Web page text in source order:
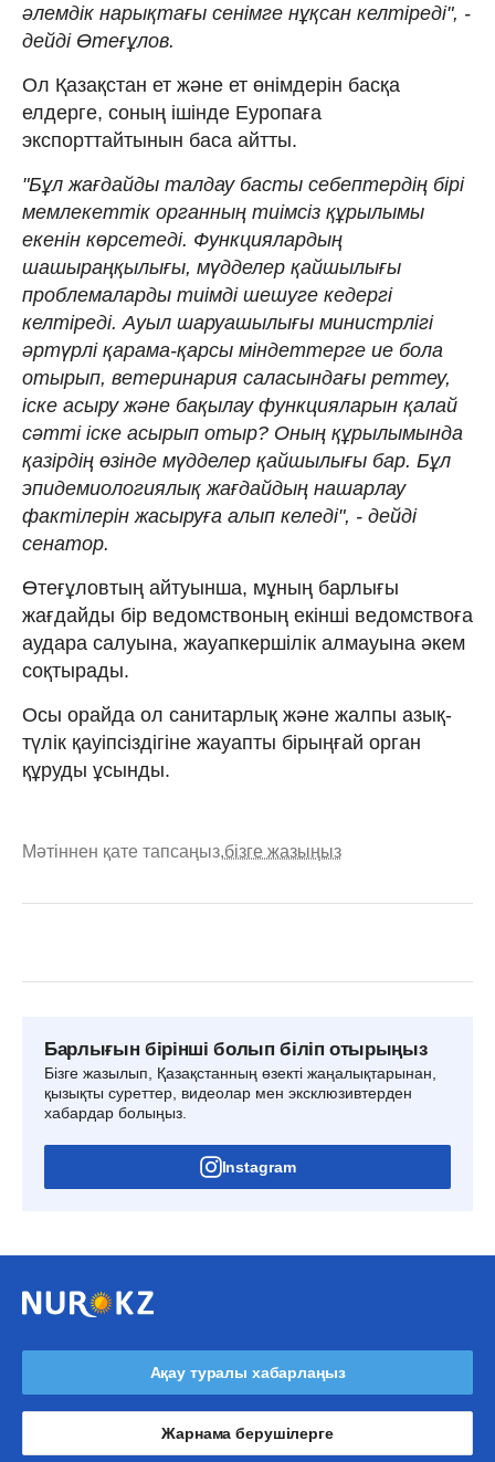
әлемдік нарықтағы сенімге нұқсан келтіреді", -
дейді Өтеғұлов.
Ол Қазақстан ет және ет өнімдерін басқа
елдерге, соның ішінде Еуропаға
экспорттайтынын баса айтты.
"Бұл жағдайды талдау басты себептердің бірі
мемлекеттік органның тиімсіз құрылымы
екенін көрсетеді. Функциялардың
шашыраңқылығы, мүдделер қайшылығы
проблемаларды тиімді шешуге кедергі
келтіреді. Ауыл шаруашылығы министрлігі
әртүрлі қарама-қарсы міндеттерге ие бола
отырып, ветеринария саласындағы реттеу,
іске асыру және бақылау функцияларын қалай
сәтті іске асырып отыр? Оның құрылымында
қазірдің өзінде мүдделер қайшылығы бар. Бұл
эпидемиологиялық жағдайдың нашарлау
фактілерін жасыруға алып келеді", - дейді
сенатор.
Өтеғұловтың айтуынша, мұның барлығы
жағдайды бір ведомствоның екінші ведомствоға
аудара салуына, жауапкершілік алмауына әкем
соқтырады.
Осы орайда ол санитарлық және жалпы азық-
түлік қауіпсіздігіне жауапты бірыңғай орган
құруды ұсынды.
Мәтіннен қате тапсаңыз,бізге жазыңыз
Барлығын бірінші болып біліп отырыңыз
Бізге жазылып, Қазақстанның өзекті жаңалықтарынан,
қызықты суреттер, видеолар мен эксклюзивтерден
хабардар болыңыз.
Instagram
Ақау туралы хабарлаңыз
Жарнама берушілерге